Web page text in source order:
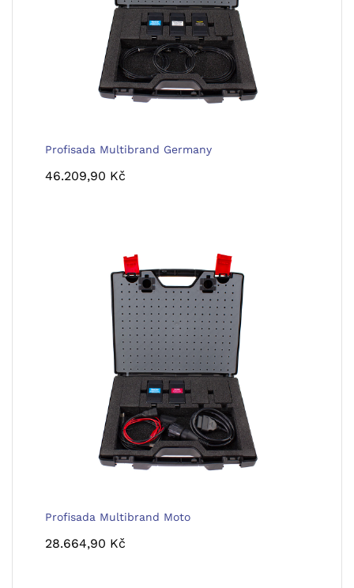
Profisada Multibrand Germany
46.209,90 Kč
Profisada Multibrand Moto
28.664,90 Kč